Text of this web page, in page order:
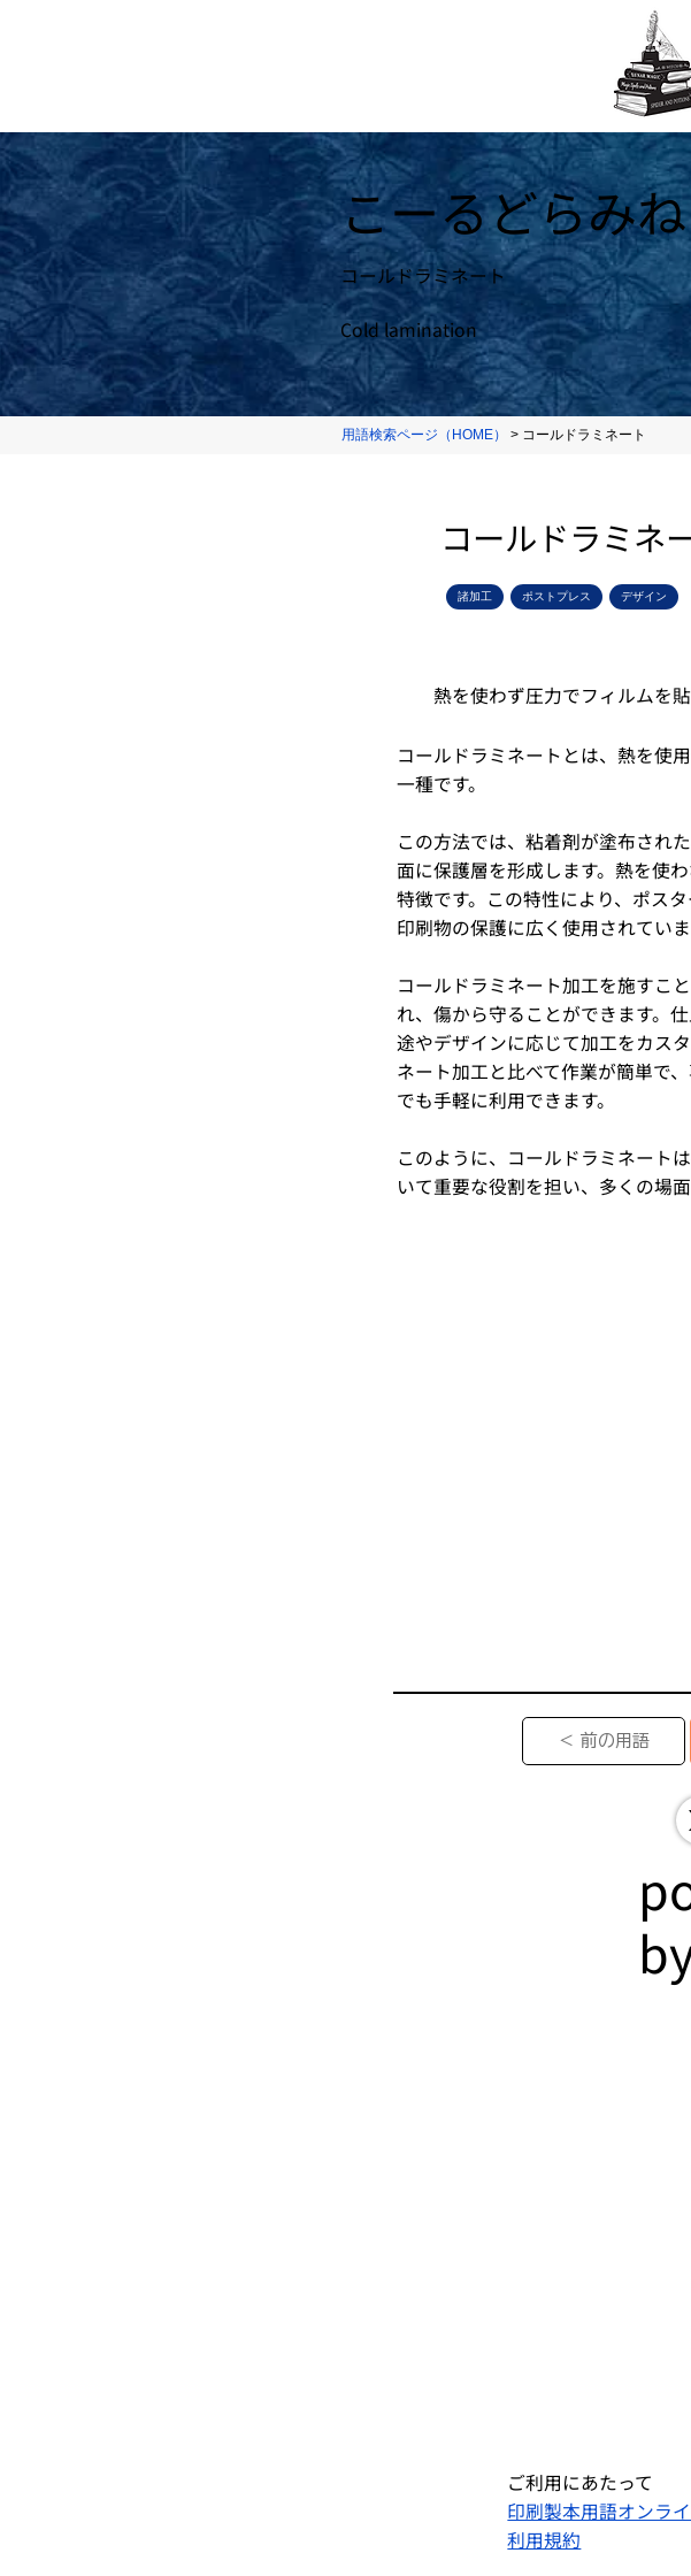
こーるどらみ
コールドラミネート
Cold lamination
用語検索ページ（HOME） > コールドラミネート
コールドラミネ
諸加工 ポストプレス デザイン
熱を使わず圧力でフィルムを
コールドラミネートとは、熱を使
一種です。
この方法では、粘着剤が塗布され
面に保護層を形成します。熱を使
特徴です。この特性により、ポス
印刷物の保護に広く使用されていま
コールドラミネート加工を施すこ
れ、傷から守ることができます。
途やデザインに応じて加工をカス
ネート加工と比べて作業が簡単で
でも手軽に利用できます。
このように、コールドラミネート
いて重要な役割を担い、多くの場
＜ 前の用語
ご利用にあたって
印刷製本用語オンラ
利用規約​